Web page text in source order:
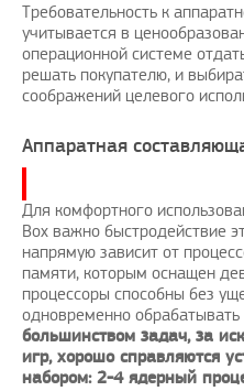
Требовательность к
учитывается в
операционной системе
решать покупателю, и
соображений целевого
Аппаратная
Для комфортного
Box важно быстродействие
напрямую зависит от
памяти, которым оснащен
процессоры способны без
одновременно обрабатывать
большинством задач, за
игр, хорошо справляются
набором: 2-4 ядерный